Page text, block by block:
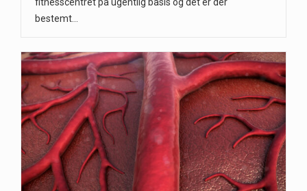
fitnesscentret på ugentlig basis og det er der
bestemt…